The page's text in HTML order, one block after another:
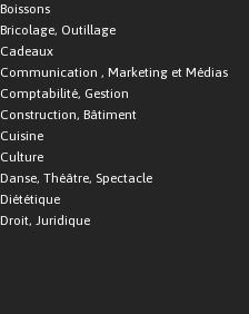
Boissons
Bricolage, Outillage
Cadeaux
Communication , Marketing et Médias
Comptabilité, Gestion
Construction, Bâtiment
Cuisine
Culture
Danse, Théâtre, Spectacle
Diététique
Droit, Juridique